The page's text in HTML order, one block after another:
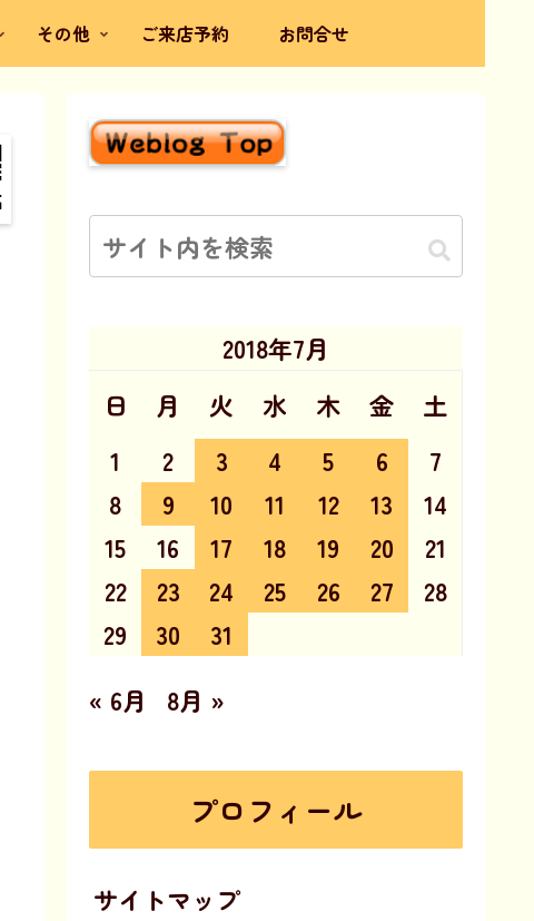
その他 ご来店予約 お問合せ
2018年7月
日
月 火 水 木 金
土
1
2 3 4 5 6
7
8
9 10 11 12 13
14
15
16 17 18 19 20
21
22
23 24 25 26 27
28
29
30
31
« 6月
8月 »
プロフィール
サイトマップ